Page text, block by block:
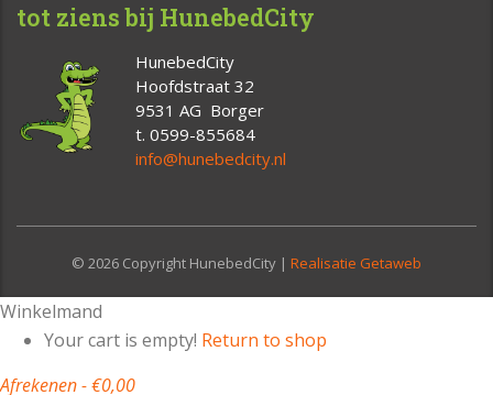
tot ziens bij HunebedCity
HunebedCity
Hoofdstraat 32
9531 AG Borger
t. 0599-855684
info@hunebedcity.nl
© 2026 Copyright HunebedCity | Realisatie Getaweb
Winkelmand
Your cart is empty! Return to shop
Afrekenen-€0,00